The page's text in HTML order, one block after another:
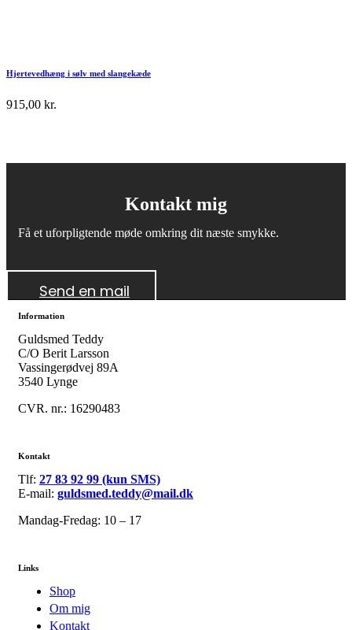
Hjertevedhæng i sølv med slangekæde
915,00 kr.
Kontakt mig
Få et uforpligtende møde omkring dit næste smykke.
Send en mail
Information
Guldsmed Teddy
C/O Berit Larsson
Vassingerødvej 89A
3540 Lynge
CVR. nr.: 16290483
Kontakt
Tlf: 27 83 92 99 (kun SMS)
E-mail: guldsmed.teddy@mail.dk
Mandag-Fredag: 10 – 17
Links
Shop
Om mig
Kontakt